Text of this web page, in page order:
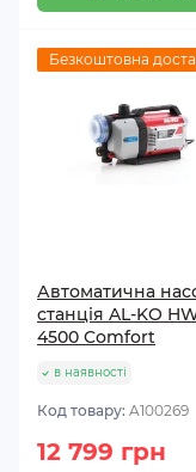
Безкоштовна
Автоматична
станція AL-KO
4500 Comfort
в наявності
Код товару: A100269
12 799 грн